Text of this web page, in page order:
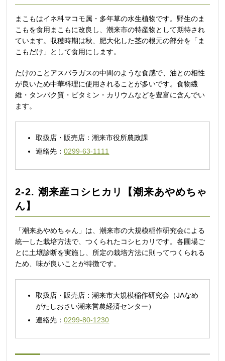
まこもはイネ科マコモ属・多年草の水生植物です。野生のま
こもを食用まこもに改良し、潮来市の特産物として期待され
ています。収穫時期は秋、肥大化した茎の根元の部分を「ま
こもだけ」として食用にします。
たけのことアスパラガスの中間のような食感で、油との相性
が良いため中華料理に使用されることが多いです。食物繊
維・タンパク質・ビタミン・カリウムなどを豊富に含んでい
ます。
取扱店・販売店：潮来市役所農政課
連絡先：0299-63-1111
2-2. 潮来産コシヒカリ【潮来あやめちゃ
ん】
「潮来あやめちゃん」は、潮来市の大規模稲作研究会による
統一した栽培方法で、つくられたコシヒカリです。各圃場ご
とに土壌診断を実施し、所定の栽培方法に則ってつくられる
ため、味が良いことが特徴です。
取扱店・販売店：潮来市大規模稲作研究会（JAなめ
がたしおさい潮来営農経済センター）
連絡先：0299-80-1230